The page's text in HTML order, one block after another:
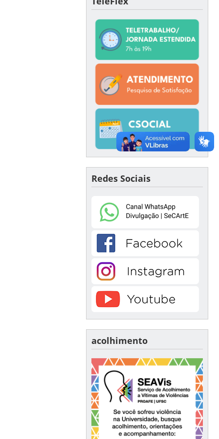
Redes Sociais
acolhimento